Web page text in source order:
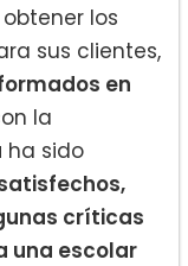
los
sus clientes,
en
la
ha sido
críticas
una escolar